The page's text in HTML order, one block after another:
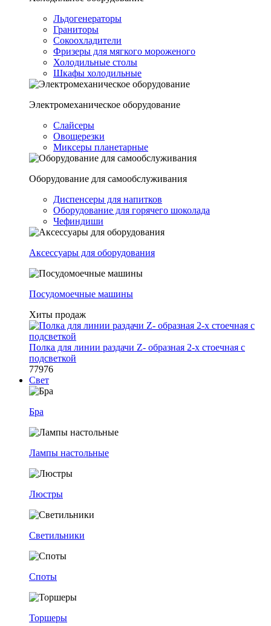
Льдогенераторы
Граниторы
Сокоохладители
Фризеры для мягкого мороженого
Холодильные столы
Шкафы холодильные
Электромеханическое оборудование
Слайсеры
Овощерезки
Миксеры планетарные
Оборудование для самообслуживания
Диспенсеры для напитков
Оборудование для горячего шоколада
Чефиндиши
Аксессуары для оборудования
Посудомоечные машины
Хиты продаж
Полка для линии раздачи Z- образная 2-х стоечная с
подсветкой
77976
Свет
Бра
Лампы настольные
Люстры
Светильники
Споты
Торшеры